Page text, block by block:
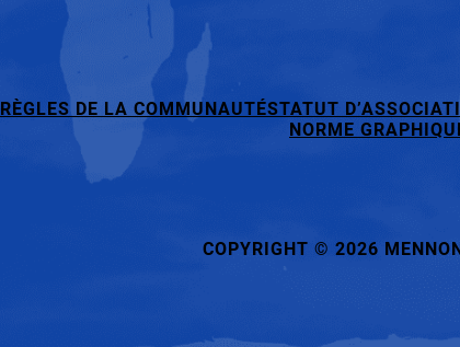
RÈGLES DE LA COMMUNAUTÉSTATUT
NORME
COPYRIGHT © 2026